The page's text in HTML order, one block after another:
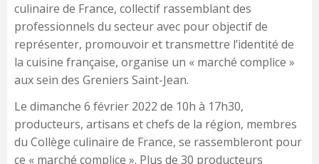
culinaire de France, collectif rassemblant des
professionnels du secteur avec pour objectif de
représenter, promouvoir et transmettre l’identité de
la cuisine française, organise un « marché complice »
aux sein des Greniers Saint-Jean.
Le dimanche 6 février 2022 de 10h à 17h30,
producteurs, artisans et chefs de la région, membres
du Collège culinaire de France, se rassembleront pour
ce « marché complice ». Plus de 30 producteurs